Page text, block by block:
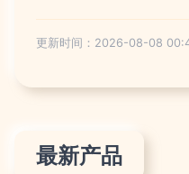
更新时间：2026-08-08
最新产品